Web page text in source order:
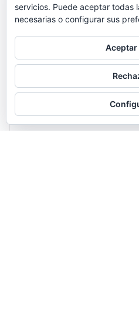
servicios. Puede aceptar todas
necesarias o configurar sus
Aceptar